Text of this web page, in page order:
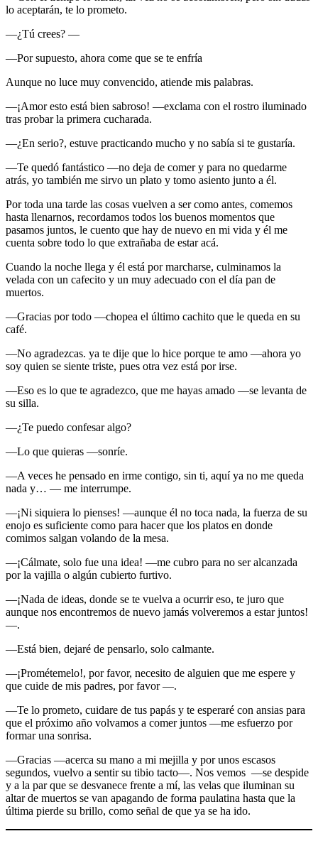
lo aceptarán, te lo prometo.
―¿Tú crees? ―
―Por supuesto, ahora come que se te enfría
Aunque no luce muy convencido, atiende mis palabras.
―¡Amor esto está bien sabroso! ―exclama con el rostro iluminado
tras probar la primera cucharada.
―¿En serio?, estuve practicando mucho y no sabía si te gustaría.
―Te quedó fantástico ―no deja de comer y para no quedarme
atrás, yo también me sirvo un plato y tomo asiento junto a él.
Por toda una tarde las cosas vuelven a ser como antes, comemos
hasta llenarnos, recordamos todos los buenos momentos que
pasamos juntos, le cuento que hay de nuevo en mi vida y él me
cuenta sobre todo lo que extrañaba de estar acá.
Cuando la noche llega y él está por marcharse, culminamos la
velada con un cafecito y un muy adecuado con el día pan de
muertos.
―Gracias por todo ―chopea el último cachito que le queda en su
café.
―No agradezcas. ya te dije que lo hice porque te amo ―ahora yo
soy quien se siente triste, pues otra vez está por irse.
―Eso es lo que te agradezco, que me hayas amado ―se levanta de
su silla.
―¿Te puedo confesar algo?
―Lo que quieras ―sonríe.
―A veces he pensado en irme contigo, sin ti, aquí ya no me queda
nada y… ― me interrumpe.
―¡Ni siquiera lo pienses! ―aunque él no toca nada, la fuerza de su
enojo es suficiente como para hacer que los platos en donde
comimos salgan volando de la mesa.
―¡Cálmate, solo fue una idea! ―me cubro para no ser alcanzada
por la vajilla o algún cubierto furtivo.
―¡Nada de ideas, donde se te vuelva a ocurrir eso, te juro que
aunque nos encontremos de nuevo jamás volveremos a estar juntos!
―.
―Está bien, dejaré de pensarlo, solo calmante.
―¡Prométemelo!, por favor, necesito de alguien que me espere y
que cuide de mis padres, por favor ―.
―Te lo prometo, cuidare de tus papás y te esperaré con ansias para
que el próximo año volvamos a comer juntos ―me esfuerzo por
formar una sonrisa.
―Gracias ―acerca su mano a mi mejilla y por unos escasos
segundos, vuelvo a sentir su tibio tacto―. Nos vemos ―se despide
y a la par que se desvanece frente a mí, las velas que iluminan su
altar de muertos se van apagando de forma paulatina hasta que la
última pierde su brillo, como señal de que ya se ha ido.